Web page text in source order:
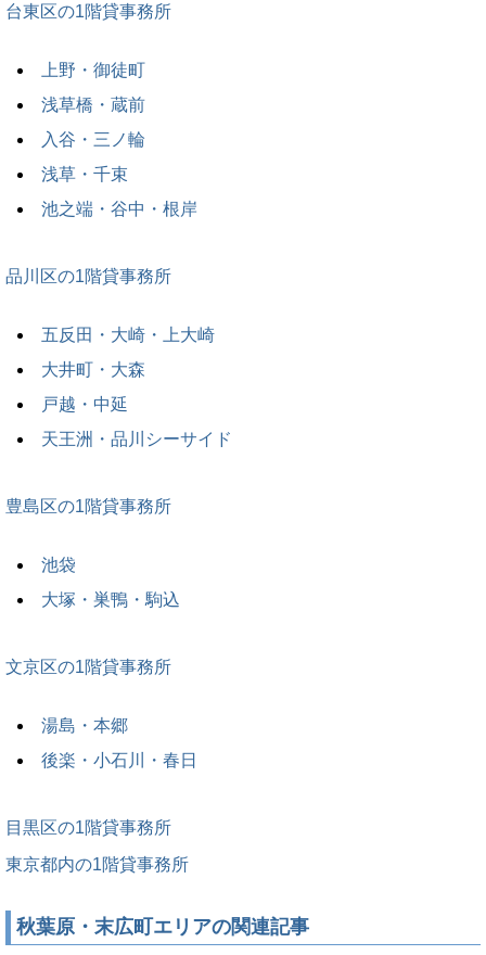
台東区の1階貸事務所
上野・御徒町
浅草橋・蔵前
入谷・三ノ輪
浅草・千束
池之端・谷中・根岸
品川区の1階貸事務所
五反田・大崎・上大崎
大井町・大森
戸越・中延
天王洲・品川シーサイド
豊島区の1階貸事務所
池袋
大塚・巣鴨・駒込
文京区の1階貸事務所
湯島・本郷
後楽・小石川・春日
目黒区の1階貸事務所
東京都内の1階貸事務所
秋葉原・末広町エリアの関連記事